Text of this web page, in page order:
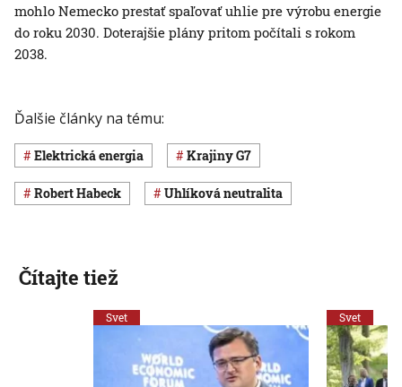
mohlo Nemecko prestať spaľovať uhlie pre výrobu energie
do roku 2030. Doterajšie plány pritom počítali s rokom
2038.
Ďalšie články na tému:
elektrická energia krajiny G7
Robert Habeck uhlíková neutralita
Čítajte tiež
Svet Svet